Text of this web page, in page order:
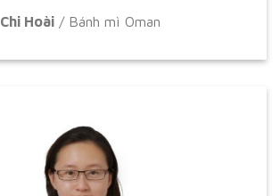
Chi Hoài / Bánh mì Oman